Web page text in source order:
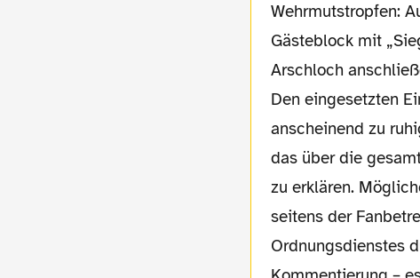
Wehrmutstropfen:
Gästeblock mit
Arschloch
Den eingesetzten
anscheinend zu
das über die
zu erklären.
seitens der
Ordnungsdienstes